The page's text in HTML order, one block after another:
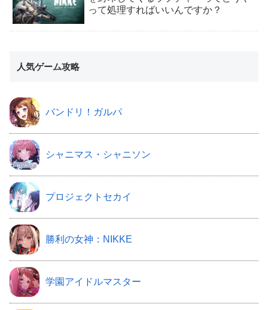
って処理すればいいんですか？
人気ゲーム攻略
バンドリ！ガルパ
シャニマス・シャニソン
プロジェクトセカイ
勝利の女神：NIKKE
学園アイドルマスター